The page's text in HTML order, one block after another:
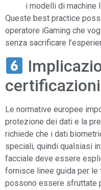
i modelli di machine
Queste best practice
operatore iGaming che
senza sacrificare
certificazioni
Le normative europee
protezione dei dati e la
richiede che i dati
speciali, quindi qualsiasi
facciale deve essere
fornisce linee guida per le
possono essere sfruttate